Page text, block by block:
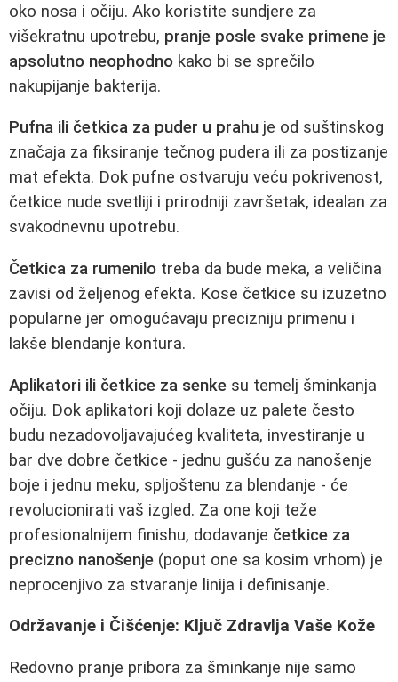
oko nosa i očiju. Ako koristite sundjere za
višekratnu upotrebu, pranje posle svake primene je
apsolutno neophodno kako bi se sprečilo
nakupijanje bakterija.
Pufna ili četkica za puder u prahu je od suštinskog
značaja za fiksiranje tečnog pudera ili za postizanje
mat efekta. Dok pufne ostvaruju veću pokrivenost,
četkice nude svetliji i prirodniji završetak, idealan za
svakodnevnu upotrebu.
Četkica za rumenilo treba da bude meka, a veličina
zavisi od željenog efekta. Kose četkice su izuzetno
popularne jer omogućavaju precizniju primenu i
lakše blendanje kontura.
Aplikatori ili četkice za senke su temelj šminkanja
očiju. Dok aplikatori koji dolaze uz palete često
budu nezadovoljavajućeg kvaliteta, investiranje u
bar dve dobre četkice - jednu gušću za nanošenje
boje i jednu meku, spljoštenu za blendanje - će
revolucionirati vaš izgled. Za one koji teže
profesionalnijem finishu, dodavanje četkice za
precizno nanošenje (poput one sa kosim vrhom) je
neprocenjivo za stvaranje linija i definisanje.
Održavanje i Čišćenje: Ključ Zdravlja Vaše Kože
Redovno pranje pribora za šminkanje nije samo